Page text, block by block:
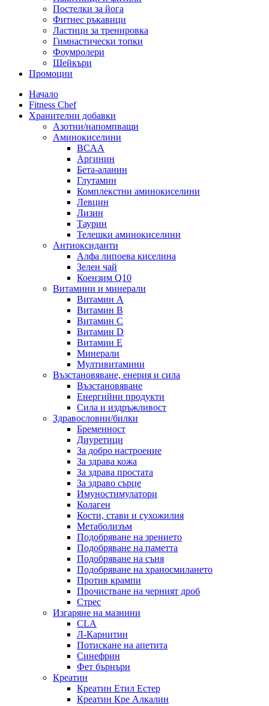
Постелки за йога
Фитнес ръкавици
Ластици за тренировка
Гимнастически топки
Фоумролери
Шейкъри
Промоции
Начало
Fitness Chef
Хранителни добавки
Азотни/напомпващи
Аминокиселини
BCAA
Аргинин
Бета-аланин
Глутамин
Комплекстни аминокиселини
Левцин
Лизин
Таурин
Телешки аминокиселини
Антиоксиданти
Алфа липоева киселина
Зелен чай
Коензим Q10
Витамини и минерали
Витамин А
Витамин B
Витамин C
Витамин D
Витамин E
Минерали
Мултивитамини
Възстановяване, енерия и сила
Възстановяване
Енергийни продукти
Сила и издръжливост
Здравословни/билки
Бременност
Диуретици
За добро настроение
За здрава кожа
За здрава простата
За здраво сърце
Имуностимулатори
Колаген
Кости, стави и сухожилия
Метаболизъм
Подобряване на зрението
Подобряване на паметта
Подобряване на съня
Подобряване на храносмилането
Против крампи
Прочистване на черният дроб
Стрес
Изгаряне на мазнини
CLA
Л-Карнитин
Потискане на апетита
Синефрин
Фет бърнъри
Креатин
Креатин Етил Естер
Креатин Кре Алкалин